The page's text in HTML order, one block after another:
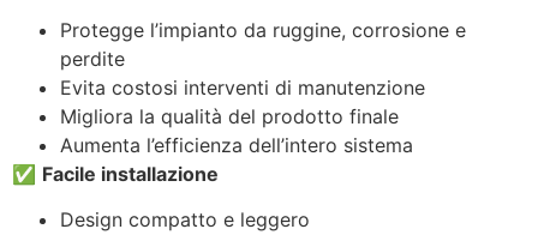
Protegge l’impianto da ruggine, corrosione e
perdite
Evita costosi interventi di manutenzione
Migliora la qualità del prodotto finale
Aumenta l’efficienza dell’intero sistema
✅ Facile installazione
Design compatto e leggero